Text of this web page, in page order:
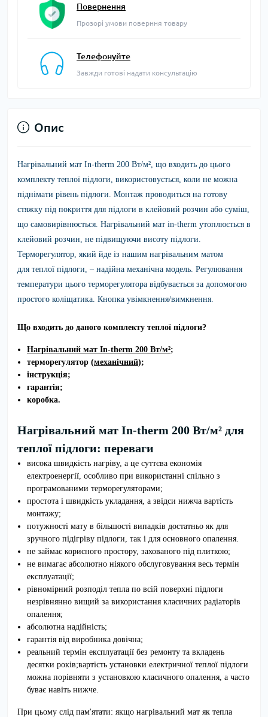
Повернення
Прозорі умови поверння товару
Телефонуйте
Завжди готові надати консультацію
Опис
Нагрівальний мат In-therm 200 Вт/м² , що входить до цього
комплекту теплої підлоги , використовується, коли не можна
піднімати рівень підлоги. Монтаж проводиться на готову
стяжку під покриття для підлоги в клейовий розчин або суміш,
що самовирівнюється. Нагрівальний мат in-therm утоплюється в
клейовий розчин, не підвищуючи висоту підлоги.
Терморегулятор , який йде із нашим нагрівальним матом
для теплої підлоги , – надійна механічна модель. Регулювання
температури цього терморегулятора відбувається за допомогою
простого коліщатика. Кнопка увімкнення/вимкнення.
Що входить до даного комплекту теплої підлоги?
Нагрівальний мат In-therm 200 Вт/м²;
терморегулятор (механічний);
інструкція;
гарантія;
коробка.
Нагрівальний мат In-therm 200 Вт/м² для
теплої підлоги: переваги
висока швидкість нагріву, а це суттєва економія
електроенергії, особливо при використанні спільно з
програмованими терморегуляторами;
простота і швидкість укладання, а звідси нижча вартість
монтажу;
потужності мату в більшості випадків достатньо як для
зручного підігріву підлоги, так і для основного опалення.
не займає корисного простору, захованого під плиткою;
не вимагає абсолютно ніякого обслуговування весь термін
експлуатації;
рівномірний розподіл тепла по всій поверхні підлоги
незрівнянно вищий за використання класичних радіаторів
опалення;
абсолютна надійність;
гарантія від виробника довічна;
реальний термін експлуатації без ремонту та вкладень
десятки років;вартість установки електричної теплої підлоги
можна порівняти з установкою класичного опалення, а часто
буває навіть нижче.
При цьому слід пам'ятати: якщо нагрівальний мат як тепла